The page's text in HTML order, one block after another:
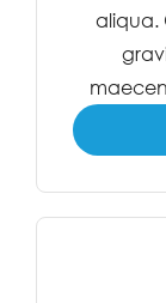
aliqua.